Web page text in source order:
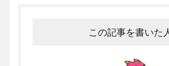
この記事を書いた